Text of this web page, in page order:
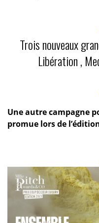
Trois nouveaux
Libération ,
Une autre campagne
promue lors de